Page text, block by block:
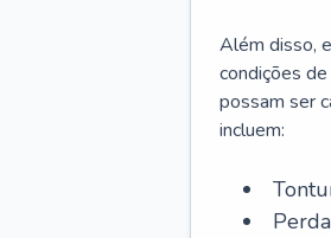
Além disso,
condições
possam ser
incluem: